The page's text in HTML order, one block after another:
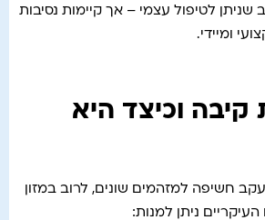
לטיפול עצמי – אך קיימות נסיבות
ומיידי.
וכיצד היא
חשיפה למזהמים שונים, לרוב במזון
ניתן למנות: